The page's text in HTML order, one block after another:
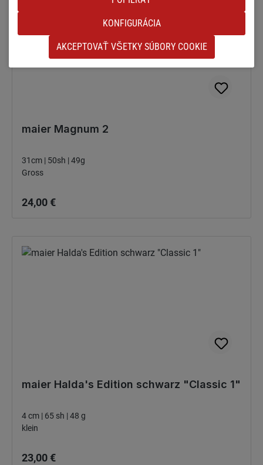
maier Magnum 2
31cm | 50sh | 49g
Gross
24,00 €
maier Halda's Edition schwarz "Classic 1"
4 cm | 65 sh | 48 g
klein
23,00 €
KONFIGURÁCIA
AKCEPTOVAŤ VŠETKY SÚBORY COOKIE